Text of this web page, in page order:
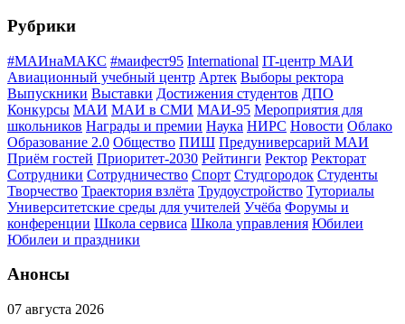
Рубрики
#МАИнаМАКС #маифест95 International IT-центр МАИ
Авиационный учебный центр Артек Выборы ректора
Выпускники Выставки Достижения студентов ДПО
Конкурсы МАИ МАИ в СМИ МАИ-95 Мероприятия для
школьников Награды и премии Наука НИРС Новости Облако
Образование 2.0 Общество ПИШ Предуниверсарий МАИ
Приём гостей Приоритет-2030 Рейтинги Ректор Ректорат
Сотрудники Сотрудничество Спорт Студгородок Студенты
Творчество Траектория взлёта Трудоустройство Туториалы
Университетские среды для учителей Учёба Форумы и
конференции Школа сервиса Школа управления Юбилеи
Юбилеи и праздники
Анонсы
07 августа 2026